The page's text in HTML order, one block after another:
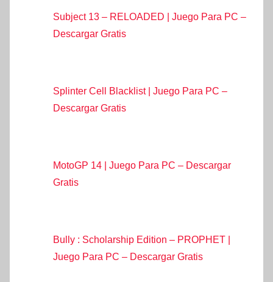
Subject 13 – RELOADED | Juego Para PC –
Descargar Gratis
Splinter Cell Blacklist | Juego Para PC –
Descargar Gratis
MotoGP 14 | Juego Para PC – Descargar
Gratis
Bully : Scholarship Edition – PROPHET |
Juego Para PC – Descargar Gratis